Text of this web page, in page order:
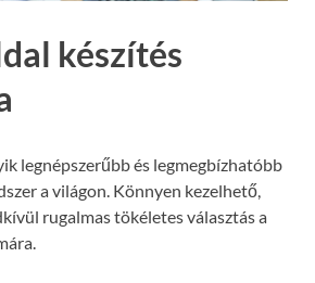
készítés
legnépszerűbb és legmegbízhatóbb
a világon. Könnyen kezelhető,
rugalmas tökéletes választás a